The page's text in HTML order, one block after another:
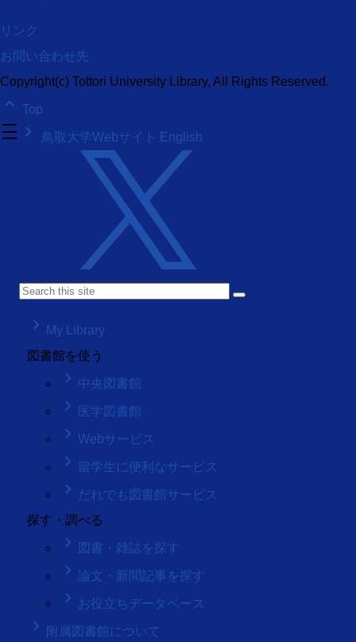
リンク
お問い合わせ先
Copyright(c) Tottori University Library, All Rights Reserved.
keyboard_arrow_up Top
density_medium keyboard_arrow_right 鳥取大学Webサイト English
keyboard_arrow_right
My Library
図書館を使う
keyboard_arrow_right 中央図書館
keyboard_arrow_right 医学図書館
keyboard_arrow_right Webサービス
keyboard_arrow_right 留学生に便利なサービス
keyboard_arrow_right だれでも図書館サービス
探す・調べる
keyboard_arrow_right 図書・雑誌を探す
keyboard_arrow_right 論文・新聞記事を探す
keyboard_arrow_right お役立ちデータベース
keyboard_arrow_right 附属図書館について